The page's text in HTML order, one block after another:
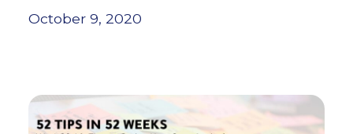
October 9, 2020